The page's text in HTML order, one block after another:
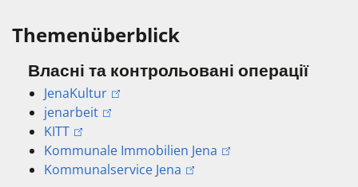
Themenüberblick
Власні та контрольовані операції
JenaKultur
jenarbeit
KITT
Kommunale Immobilien Jena
Kommunalservice Jena